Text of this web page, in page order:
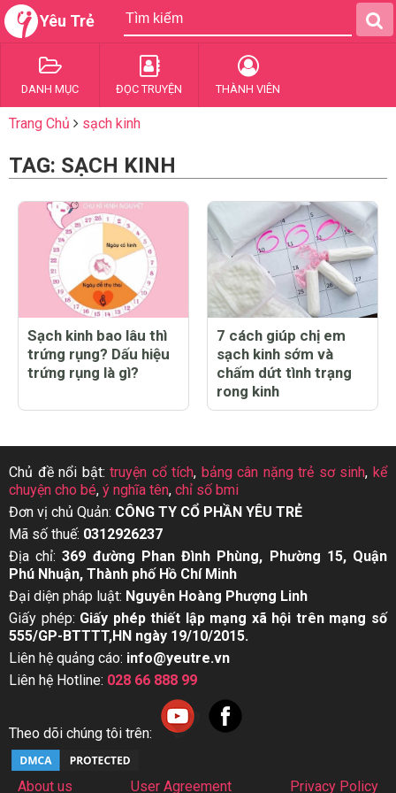
Yêu Trẻ
DANH MỤC ĐỌC TRUYỆN THÀNH VIÊN
Trang Chủ sạch kinh
TAG: SẠCH KINH
Sạch kinh bao lâu thì
trứng rụng? Dấu hiệu
trứng rụng là gì?
7 cách giúp chị em
sạch kinh sớm và
chấm dứt tình trạng
rong kinh
Chủ đề nổi bật:truyện cổ tích, bảng cân nặng trẻ sơ sinh,kể
chuyện cho bé, ý nghĩa tên, chỉ số bmi
Đơn vị chủ Quản: CÔNG TY CỔ PHẦN YÊU TRẺ
Mã số thuế: 0312926237
Địa chỉ:369 đường Phan Đình Phùng, Phường 15, Quận
Phú Nhuận, Thành phố Hồ Chí Minh
Đại diện pháp luật: Nguyễn Hoàng Phượng Linh
Giấy phép: Giấy phép thiết lập mạng xã hội trên mạng số
555/GP-BTTTT,HN ngày 19/10/2015.
Liên hệ quảng cáo: info@yeutre.vn
Liên hệ Hotline: 028 66 888 99
Theo dõi chúng tôi trên:
About us User Agreement Privacy Policy